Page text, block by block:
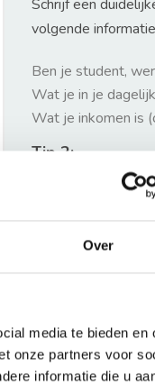
Over
media te bieden en
onze partners voor
informatie die u
Schrijf een
volgende
Ben je student,
Wat je in je
Wat je inkomen is
Tip 2:
Wees beleefd,
verhaal kort
Wacht niet met
Waarschuwing